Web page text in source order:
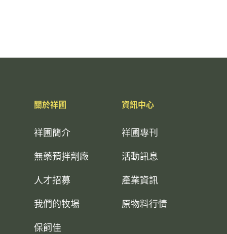
關於祥圃
祥圃簡介
無藥預拌劑廠
人才招募
我們的牧場
保飼佳
資訊中心
祥圃專刊
活動訊息
產業資訊
原物料行情